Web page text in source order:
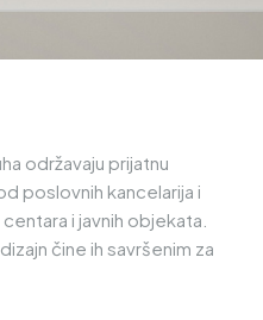
održavaju prijatnu
poslovnih kancelarija i
i javnih objekata.
čine ih savršenim za